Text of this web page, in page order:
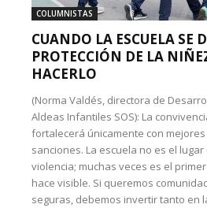
COLUMNISTAS
CUANDO LA ESCUELA SE
PROTECCIÓN DE LA
HACERLO
(Norma Valdés, directora de
Aldeas Infantiles SOS): La
fortalecerá únicamente con
sanciones. La escuela no es el
violencia; muchas veces es el
hace visible. Si queremos
seguras, debemos invertir tanto en